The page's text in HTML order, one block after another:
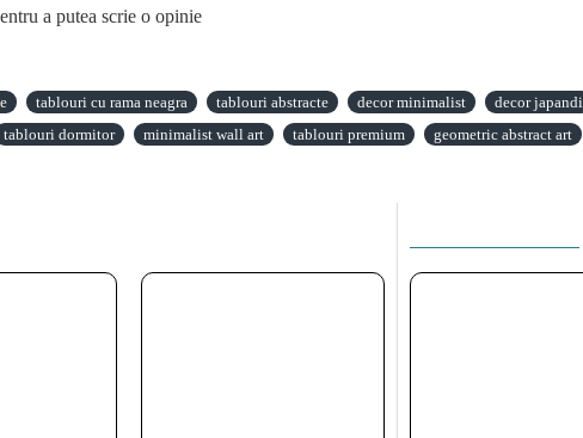
a putea scrie o opinie
tablouri cu rama neagra tablouri abstracte decor minimalist decor japandi
tablouri dormitor minimalist wall art tablouri premium geometric abstract art